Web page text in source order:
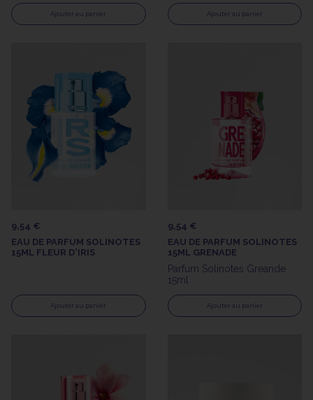
Ajouter au panier Ajouter au panier
9,54 €
EAU DE PARFUM SOLINOTES
15ML FLEUR D'IRIS
Ajouter au panier
9,54 €
EAU DE PARFUM SOLINOTES
15ML GRENADE
Parfum Solinotes Greande
15ml
Ajouter au panier